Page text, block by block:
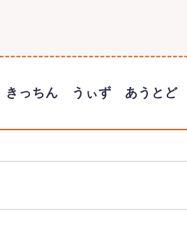
きっちん うぃず あうとど